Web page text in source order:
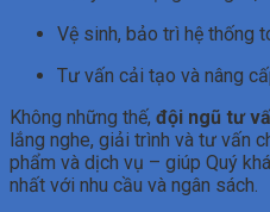
Vệ sinh, bảo trì hệ thống
Tư vấn cải tạo và nâng
Không những thế, đội ngũ tư
lắng nghe, giải trình và tư vấn
phẩm và dịch vụ – giúp Quý
nhất với nhu cầu và ngân sách.